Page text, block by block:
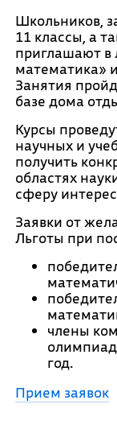
Школьников,
11 классы, а
приглашают
математика»
Занятия
базе дома
Курсы
научных и
получить
областях
сферу
Заявки от
Льготы при
члены
год.
Прием заявок